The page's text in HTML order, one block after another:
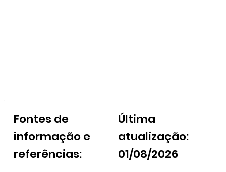
Fontes de
informação e
referências:
Última
atualização:
01/08/2026